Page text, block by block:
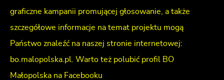
graficzne kampanii promującej głosowanie, a także
szczegółowe informacje na temat projektu mogą
Państwo znaleźć na naszej stronie internetowej:
bo.malopolska.pl. Warto też polubić profil BO
Małopolska na Facebooku